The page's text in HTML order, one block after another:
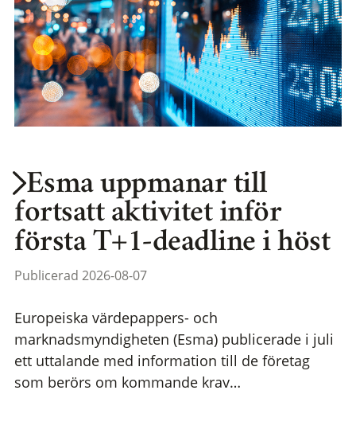
Esma uppmanar till
fortsatt aktivitet inför
första T+1-deadline i höst
Publicerad 2026-08-07
Europeiska värdepappers- och
marknadsmyndigheten (Esma) publicerade i juli
ett uttalande med information till de företag
som berörs om kommande krav…